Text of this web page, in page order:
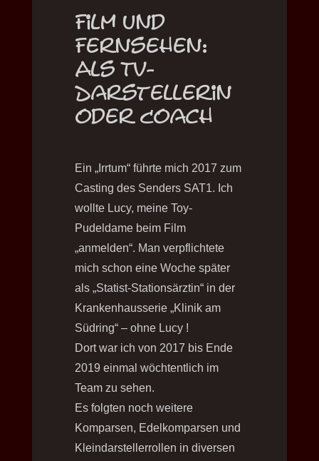
Film und
Fernsehen:
Als TV-
Darstellerin
oderCoach
Ein „Irrtum“ führte mich 2017 zum
Casting des Senders SAT1. Ich
wollte Lucy, meine Toy-
Pudeldame beim Film
„anmelden“. Man verpflichtete
mich schon eine Woche später
als „Statist-Stationsärztin“ in der
Krankenhausserie „Klinik am
Südring“ – ohne Lucy !
Dort war ich von 2017 bis Ende
2019 einmal wöchtentlich im
Team zu sehen.
Es folgten noch weitere
Komparsen, Edelkomparsen und
Kleindarstellerrollen in diversen